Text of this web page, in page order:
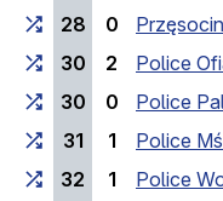
28
0
30
2
Police
30
0
Police
31
1
Police
32
1
Police